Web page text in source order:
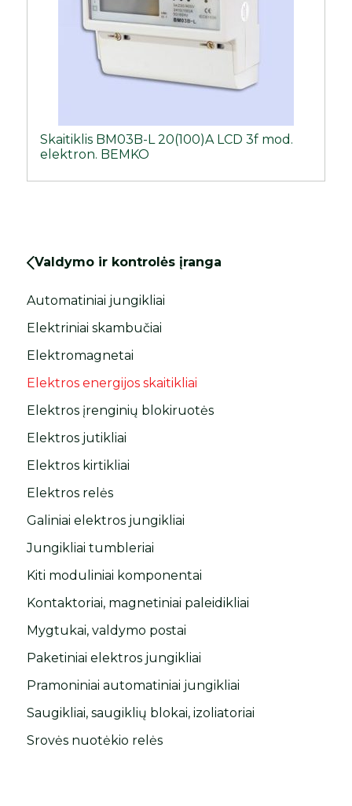
Valdymo ir kontrolės įranga
Automatiniai jungikliai
Elektriniai skambučiai
Elektromagnetai
Elektros energijos skaitikliai
Elektros įrenginių blokiruotės
Elektros jutikliai
Elektros kirtikliai
Elektros relės
Galiniai elektros jungikliai
Jungikliai tumbleriai
Kiti moduliniai komponentai
Kontaktoriai, magnetiniai paleidikliai
Mygtukai, valdymo postai
Paketiniai elektros jungikliai
Pramoniniai automatiniai jungikliai
Saugikliai, saugiklių blokai, izoliatoriai
Srovės nuotėkio relės
Skaitiklis BM03B-L 20(100)A LCD 3f mod.
elektron. BEMKO